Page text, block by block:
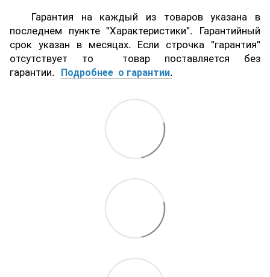
Гарантия на каждый из товаров указана в
последнем пункте "Характеристики". Гарантийный
срок указан в месяцах. Если строчка "гарантия"
отсутствует то товар поставляется без
гарантии. Подробнее о гарантии.